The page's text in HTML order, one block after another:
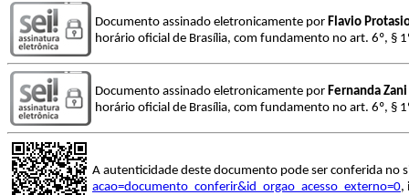
Documento assinado eletronicamente por Flavio
horário oficial de Brasília, com fundamento no art. 6º, §
Documento assinado eletronicamente por Fernanda
horário oficial de Brasília, com fundamento no art. 6º, §
A autenticidade deste documento pode ser conferida no
acao=documento_conferir&id_orgao_acesso_externo=0,